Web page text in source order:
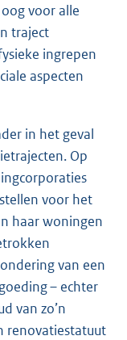
voor alle
traject
ingrepen
aspecten
in het geval
Op
voor het
haar woningen
van een
– echter
van zo’n
renovatiestatuut